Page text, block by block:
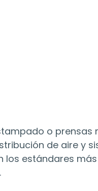
o
de aire y
los estándares